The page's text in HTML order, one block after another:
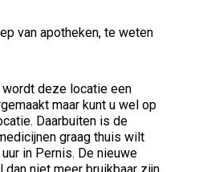
van apotheken, te weten
wordt deze locatie een
maar kunt u wel op
Daarbuiten is de
graag thuis wilt
in Pernis. De nieuwe